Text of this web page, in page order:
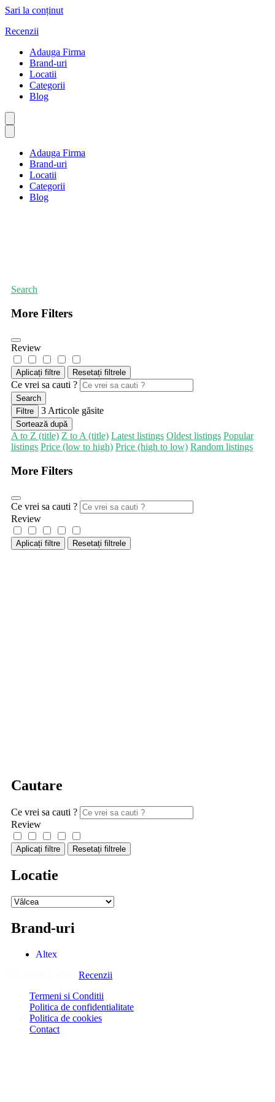
Sari la conținut
Recenzii
Adauga Firma
Brand-uri
Locatii
Categorii
Blog
Adauga Firma
Brand-uri
Locatii
Categorii
Blog
Search
More Filters
Review
Aplicați filtre Resetați filtrele
Ce vrei sa cauti ?
Search
Filtre
3 Articole găsite
Sortează după
A to Z (title) Z to A (title) Latest listings Oldest listings Popular
listings Price (low to high) Price (high to low) Random listings
More Filters
Ce vrei sa cauti ?
Review
Aplicați filtre Resetați filtrele
Cautare
Ce vrei sa cauti ?
Review
Aplicați filtre Resetați filtrele
Locatie
Brand-uri
Altex
Recenzii
Termeni si Conditii
Politica de confidentialitate
Politica de cookies
Contact